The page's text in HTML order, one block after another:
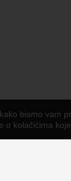
bismo vam
o kolačićima